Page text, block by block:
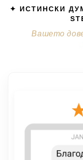
✦ ИСТИНСКИ
Вашето